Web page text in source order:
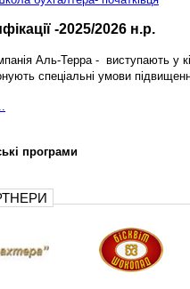
-2025/2026 н.р.
Аль-Терра - виступають у
спеціальні умови
програми